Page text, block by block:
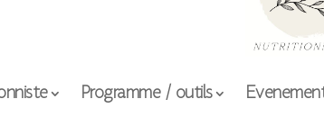
Programme / outils